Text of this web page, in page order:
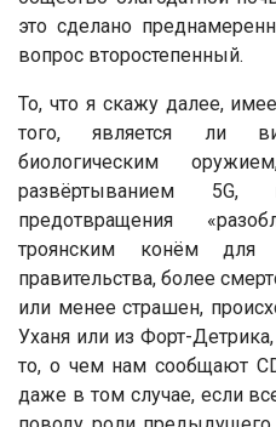
это сделано
вопрос второстепенный.
То, что я скажу далее,
того, является ли
биологическим
развёртыванием 5G,
предотвращения
троянским конём для
правительства, более
или менее страшен,
Уханя или из Форт-
то, о чем нам сообщают
даже в том случае, если